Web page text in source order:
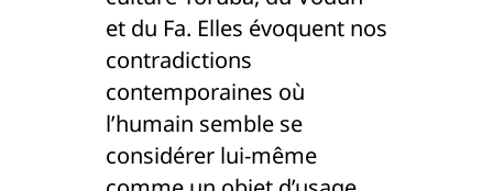
et du Fa. Elles évoquent nos
contradictions
contemporaines où
l’humain semble se
considérer lui-même